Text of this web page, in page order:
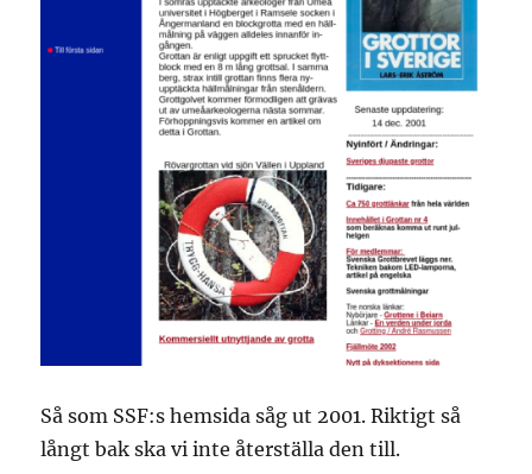
Så som SSF:s hemsida såg ut 2001. Riktigt så
långt bak ska vi inte återställa den till.